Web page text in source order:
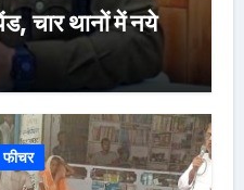
चार थानों में नये
फीचर